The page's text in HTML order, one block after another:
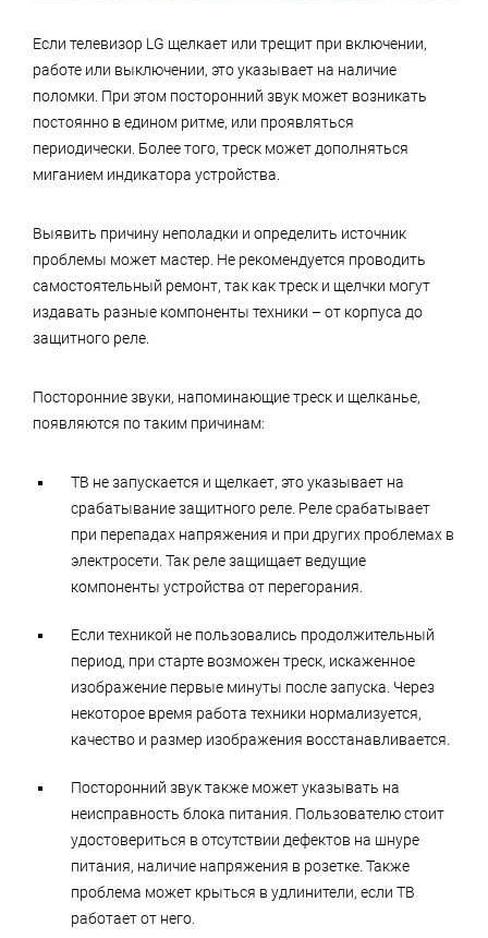
Если телевизор LG щелкает или трещит при включении,
работе или выключении, это указывает на наличие
поломки. При этом посторонний звук может возникать
постоянно в едином ритме, или проявляться
периодически. Более того, треск может дополняться
миганием индикатора устройства.
Выявить причину неполадки и определить источник
проблемы может мастер. Не рекомендуется проводить
самостоятельный ремонт, так как треск и щелчки могут
издавать разные компоненты техники – от корпуса до
защитного реле.
Посторонние звуки, напоминающие треск и щелканье,
появляются по таким причинам:
ТВ не запускается и щелкает, это указывает на
срабатывание защитного реле. Реле срабатывает
при перепадах напряжения и при других проблемах в
электросети. Так реле защищает ведущие
компоненты устройства от перегорания.
Если техникой не пользовались продолжительный
период, при старте возможен треск, искаженное
изображение первые минуты после запуска. Через
некоторое время работа техники нормализуется,
качество и размер изображения восстанавливается.
Посторонний звук также может указывать на
неисправность блока питания. Пользователю стоит
удостовериться в отсутствии дефектов на шнуре
питания, наличие напряжения в розетке. Также
проблема может крыться в удлинители, если ТВ
работает от него.